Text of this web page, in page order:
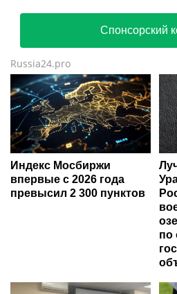
Спонсорский
Russia24.pro
Индекс Мосбиржи
впервые с 2026 года
превысил 2 300 пунктов
по